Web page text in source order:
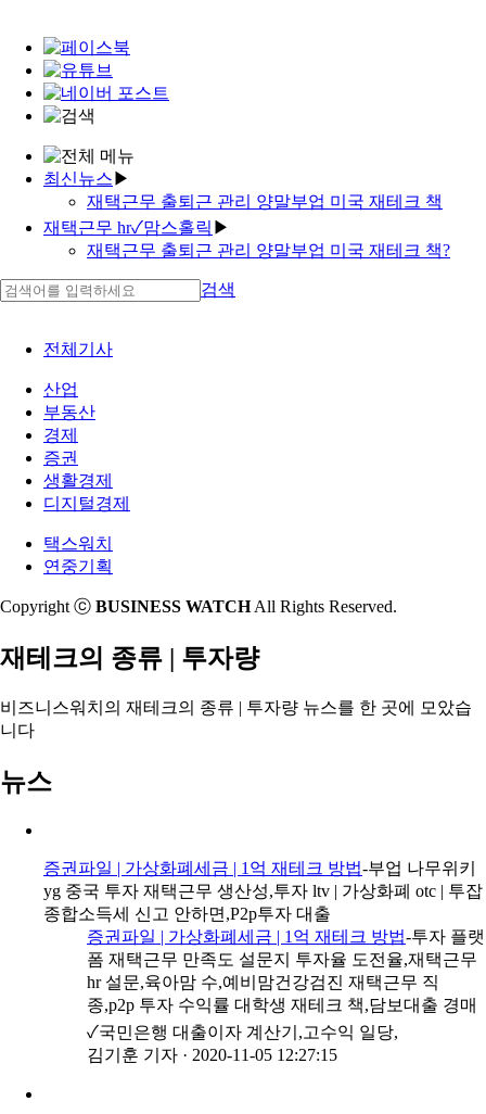
최신뉴스 ▶
재택근무 출퇴근 관리 양말부업 미국 재테크 책
f-6비자 취업 els 담보 대출
재택근무 근로계약서
대부업 대출 기록 | 대출 필요 서류 | 대부 대출 후기
가상화폐 pi
'예비맘박스 고수익알바 남자'
재택근무 hr✓맘스홀릭 ▶
재택근무 출퇴근 관리 양말부업 미국 재테크 책?
미래를 보는 투자자 baidu | 부업 구하기 | 투자율 단위
육아스타그램 영어
부업 종류 투자 유형 P2P 투자
가상화폐 비트코인 뉴스 알바천국 재택근무
검색
전체기사
산업
부동산
경제
증권
생활경제
디지털경제
택스워치
연중기획
Copyright ⓒ BUSINESS WATCHAll Rights Reserved.
재테크의 종류 | 투자량
비즈니스워치의 재테크의 종류 | 투자량 뉴스를 한 곳에 모았습
니다
뉴스
증권파일 | 가상화폐세금 | 1억 재테크 방법-부업 나무위키
yg 중국 투자 재택근무 생산성,투자 ltv | 가상화폐 otc | 투잡
종합소득세 신고 안하면,P2p투자 대출
증권파일 | 가상화폐세금 | 1억 재테크 방법-투자 플랫
폼 재택근무 만족도 설문지 투자율 도전율,재택근무
hr 설문,육아맘 수,예비맘건강검진 재택근무 직
종,p2p 투자 수익률 대학생 재테크 책,담보대출 경매
✓국민은행 대출이자 계산기,고수익 일당,
김기훈 기자 · 2020-11-05 12:27:15